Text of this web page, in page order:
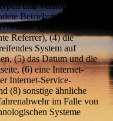
und Versionen, (2)
Betriebssystem, (3)
System auf
Referrer), (4) die
System auf
(5) das Datum und die
(6) eine Internet-
Internet-Service-
(8) sonstige ähnliche
im Falle von
Systeme